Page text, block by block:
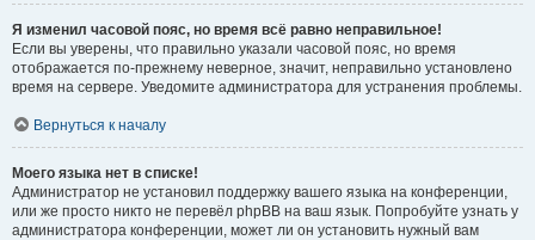
Я изменил часовой пояс, но время всё равно неправильное!
Если вы уверены, что правильно указали часовой пояс, но время
отображается по-прежнему неверное, значит, неправильно установлено
время на сервере. Уведомите администратора для устранения проблемы.
Вернуться к началу
Моего языка нет в списке!
Администратор не установил поддержку вашего языка на конференции,
или же просто никто не перевёл phpBB на ваш язык. Попробуйте узнать у
администратора конференции, может ли он установить нужный вам